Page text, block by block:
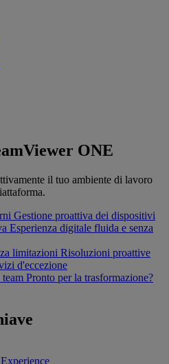
ONE
il tuo ambiente di lavoro
Gestione proattiva dei dispositivi
Esperienza digitale fluida e senza
limitazioni Risoluzioni proattive
d'eccezione
Pronto per la trasformazione?